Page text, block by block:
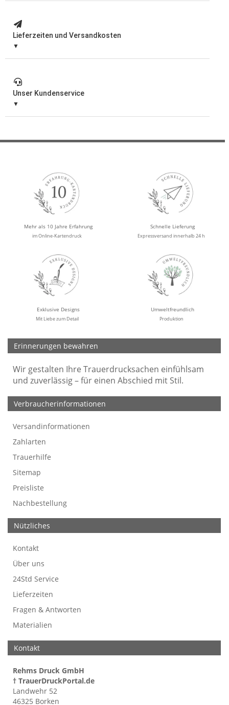
Lieferzeiten und Versandkosten
Unser Kundenservice
Mehr als 10 Jahre Erfahrung
im Online-Kartendruck
Schnelle Lieferung
Expressversand innerhalb 24 h
Exklusive Designs
Mit Liebe zum Detail
Umweltfreundlich
Produktion
Erinnerungen bewahren
Wir gestalten Ihre Trauerdrucksachen einfühlsam
und zuverlässig – für einen Abschied mit Stil.
Verbraucherinformationen
Versandinformationen
Zahlarten
Trauerhilfe
Sitemap
Preisliste
Nachbestellung
Werbefreie Trauerkarten
Tipps
So bestellen Sie
Preise und Muster
Texte für Trauerkarten
Texte für Kondolenzkarten
Nützliches
Kontakt
Über uns
24Std Service
Lieferzeiten
Fragen & Antworten
Materialien
Kontakt
Rehms Druck GmbH
† TrauerDruckPortal.de
Landwehr 52
46325 Borken